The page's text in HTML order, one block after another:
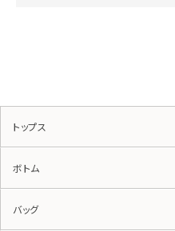
トップス
ボトム
バッグ